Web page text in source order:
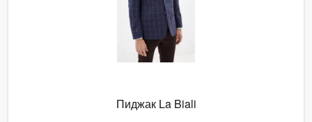
Пиджак La Biali